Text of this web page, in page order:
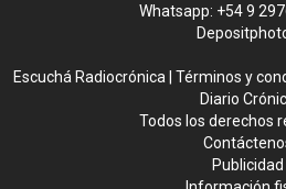
Whatsapp: +54 9
Escuchá Radiocrónica Términos y
Diario
Todos los derechos
Publicidad